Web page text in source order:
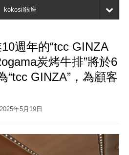
kokosil銀座
週年的“tcc GINZA
炭烤牛排”將於6
“tcc GINZA”，為顧客
2025年5月19日